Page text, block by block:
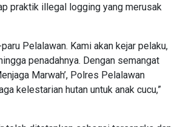
praktik illegal logging yang merusak
Pelalawan. Kami akan kejar pelaku,
penadahnya. Dengan semangat
Marwah’, Polres Pelalawan
kelestarian hutan untuk anak cucu,”